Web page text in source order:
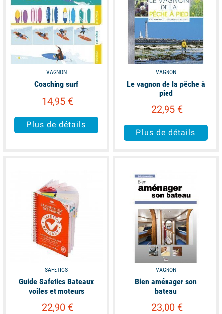
VAGNON
Coaching surf
14,95 €
Plus de détails
VAGNON
Le vagnon de la pêche à
pied
22,95 €
Plus de détails
SAFETICS
Guide Safetics Bateaux
voiles et moteurs
22,90 €
VAGNON
Bien aménager son
bateau
23,00 €